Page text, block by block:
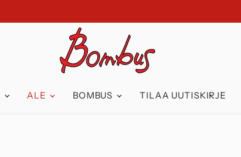
ALE BOMBUS TILAA UUTISKIRJE